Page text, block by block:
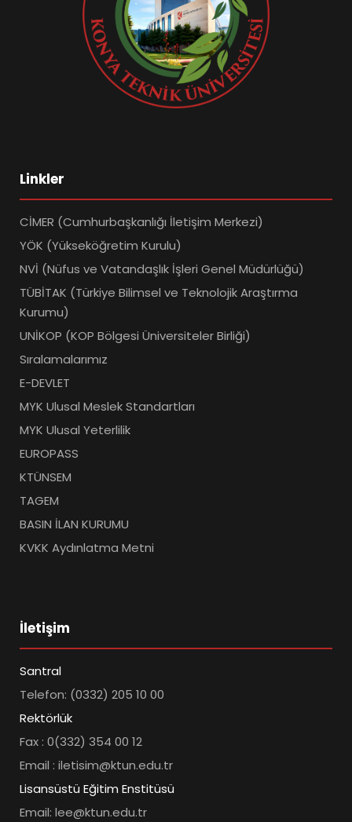
Linkler
CİMER (Cumhurbaşkanlığı İletişim Merkezi)
YÖK (Yükseköğretim Kurulu)
NVİ (Nüfus ve Vatandaşlık İşleri Genel Müdürlüğü)
TÜBİTAK (Türkiye Bilimsel ve Teknolojik Araştırma
Kurumu)
UNİKOP (KOP Bölgesi Üniversiteler Birliği)
Sıralamalarımız
E-DEVLET
MYK Ulusal Meslek Standartları
MYK Ulusal Yeterlilik
EUROPASS
KTÜNSEM
TAGEM
BASIN İLAN KURUMU
KVKK Aydınlatma Metni
İletişim
Santral
Telefon: (0332) 205 10 00
Rektörlük
Fax : 0(332) 354 00 12
Email : iletisim@ktun.edu.tr
Lisansüstü Eğitim Enstitüsü
Email: lee@ktun.edu.tr